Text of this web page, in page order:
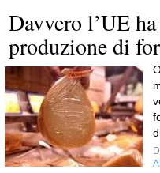
Davvero l’UE
produzione di